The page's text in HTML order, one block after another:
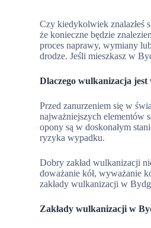
Czy kiedykolwiek znalazłeś
że konieczne będzie
proces naprawy, wymiany
drodze. Jeśli mieszkasz w
Dlaczego wulkanizacja jest
Przed zanurzeniem się w
najważniejszych elementów
opony są w doskonałym
ryzyka wypadku.
Dobry zakład wulkanizacji
doważanie kół, wyważanie
zakłady wulkanizacji w
Zakłady wulkanizacji w